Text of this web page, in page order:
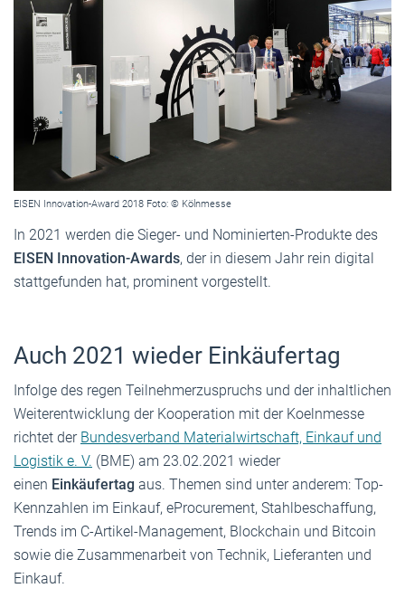
EISEN Innovation-Award 2018 Foto: © Kölnmesse
In 2021 werden die Sieger- und Nominierten-Produkte des
EISEN Innovation-Awards, der in diesem Jahr rein digital
stattgefunden hat, prominent vorgestellt.
Auch 2021 wieder Einkäufertag
Infolge des regen Teilnehmerzuspruchs und der inhaltlichen
Weiterentwicklung der Kooperation mit der Koelnmesse
richtet der Bundesverband Materialwirtschaft, Einkauf und
Logistik e. V. (BME) am 23.02.2021 wieder
einen Einkäufertag aus. Themen sind unter anderem: Top-
Kennzahlen im Einkauf, eProcurement, Stahlbeschaffung,
Trends im C-Artikel-Management, Blockchain und Bitcoin
sowie die Zusammenarbeit von Technik, Lieferanten und
Einkauf.